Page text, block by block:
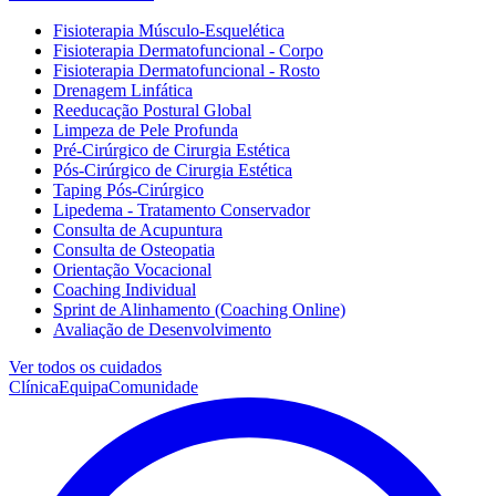
Fisioterapia Músculo-Esquelética
Fisioterapia Dermatofuncional - Corpo
Fisioterapia Dermatofuncional - Rosto
Drenagem Linfática
Reeducação Postural Global
Limpeza de Pele Profunda
Pré-Cirúrgico de Cirurgia Estética
Pós-Cirúrgico de Cirurgia Estética
Taping Pós-Cirúrgico
Lipedema - Tratamento Conservador
Consulta de Acupuntura
Consulta de Osteopatia
Orientação Vocacional
Coaching Individual
Sprint de Alinhamento (Coaching Online)
Avaliação de Desenvolvimento
Ver todos os cuidados
ClínicaEquipaComunidade